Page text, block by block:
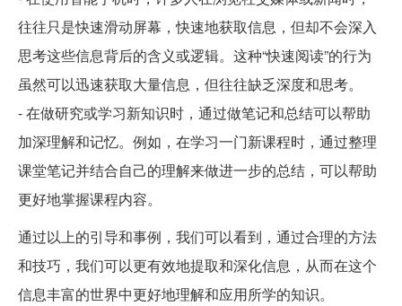
往往只是快速滑动屏幕，快速地获取信息，但却不会深入
思考这些信息背后的含义或逻辑。这种“快速阅读”的行为
虽然可以迅速获取大量信息，但往往缺乏深度和思考。
- 在做研究或学习新知识时，通过做笔记和总结可以帮助
加深理解和记忆。例如，在学习一门新课程时，通过整理
课堂笔记并结合自己的理解来做进一步的总结，可以帮助
更好地掌握课程内容。
通过以上的引导和事例，我们可以看到，通过合理的方法
和技巧，我们可以更有效地提取和深化信息，从而在这个
信息丰富的世界中更好地理解和应用所学的知识。